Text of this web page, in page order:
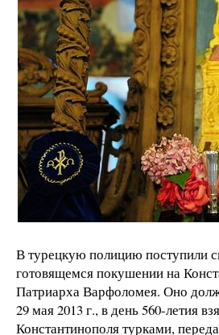
В турецкую полицию поступили
готовящемся покушении на
Патриарха Варфоломея. Оно
29 мая 2013 г., в день 560-летия
Константинополя турками,